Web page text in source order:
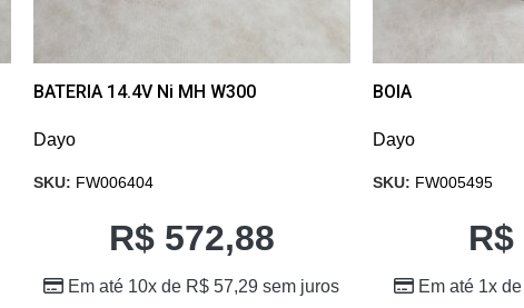
BATERIA 14.4V Ni MH W300
Dayo
SKU: FW006404
R$572,88
Em até 10x de R$ 57,29 sem juros
BOIA
Dayo
SKU: FW005495
R$
Em até 1x de